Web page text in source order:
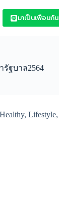
มาเป็นเพื่อนกัน
ฐบาล2564
Healthy, Lifestyle,